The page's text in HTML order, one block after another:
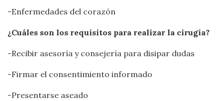
-Enfermedades del corazón
¿Cuáles son los requisitos para realizar la cirugía?
-Recibir asesoría y consejería para disipar dudas
-Firmar el consentimiento informado
-Presentarse aseado